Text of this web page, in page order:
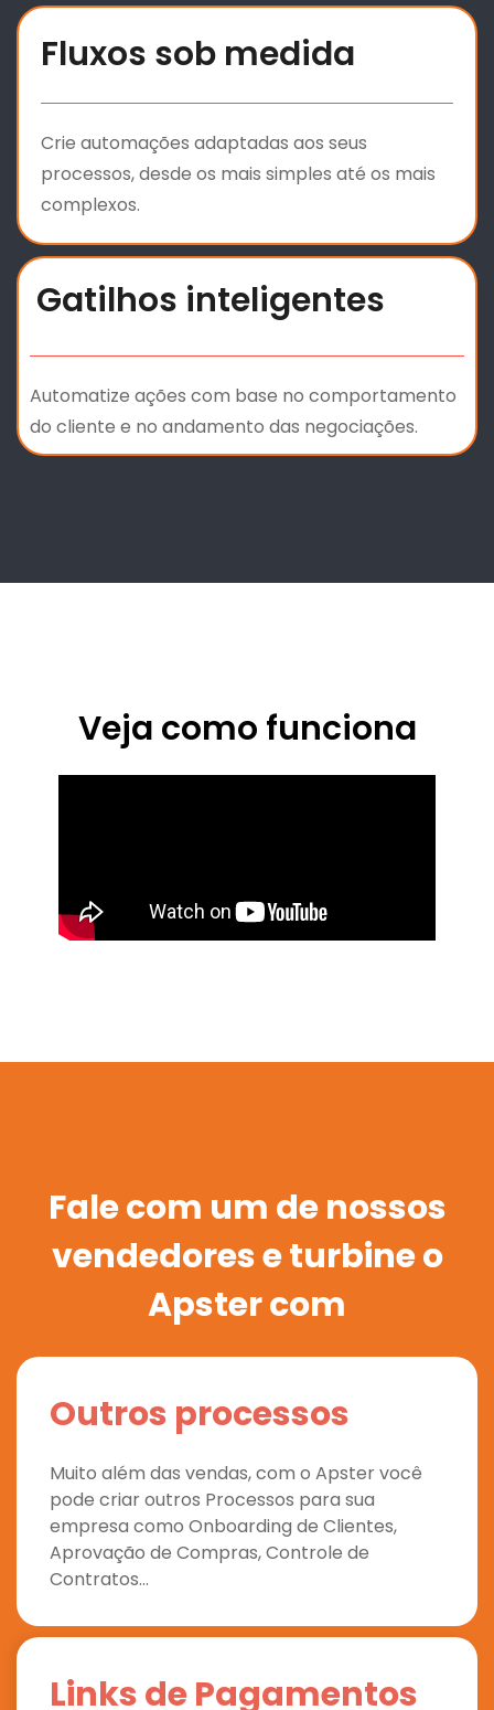
Fluxos sob medida
Crie automações adaptadas aos seus
processos, desde os mais simples até os mais
complexos.
Gatilhos inteligentes
Automatize ações com base no comportamento
do cliente e no andamento das negociações.
Veja como funciona
Fale com um de nossos
vendedores e turbine o
Apster com
Outros processos
Muito além das vendas, com o Apster você
pode criar outros Processos para sua
empresa como Onboarding de Clientes,
Aprovação de Compras, Controle de
Contratos…
Links de Pagamentos